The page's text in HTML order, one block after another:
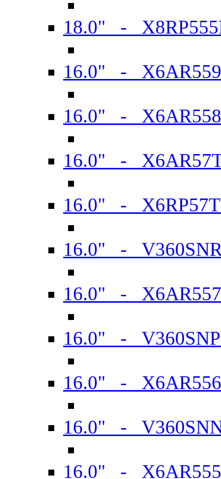
18.0" -
16.0" -
16.0" -
16.0" -
16.0" -
16.0" -
16.0" -
16.0" -
16.0" -
16.0" -
16.0" -